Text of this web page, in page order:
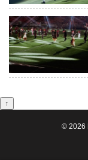
↑
© 2026